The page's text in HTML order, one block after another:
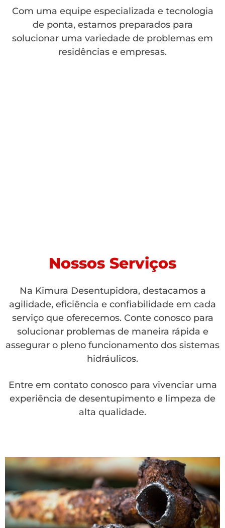
Com uma equipe especializada e tecnologia
de ponta, estamos preparados para
solucionar uma variedade de problemas em
residências e empresas.
Nossos Serviços
Na Kimura Desentupidora, destacamos a
agilidade, eficiência e confiabilidade em cada
serviço que oferecemos. Conte conosco para
solucionar problemas de maneira rápida e
assegurar o pleno funcionamento dos sistemas
hidráulicos.
Entre em contato conosco para vivenciar uma
experiência de desentupimento e limpeza de
alta qualidade.